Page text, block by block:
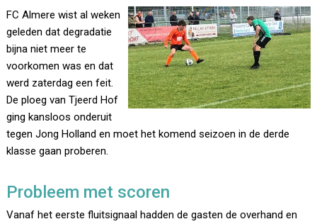
FC Almere wist al weken
geleden dat degradatie
bijna niet meer te
voorkomen was en dat
werd zaterdag een feit.
De ploeg van Tjeerd Hof
ging kansloos onderuit
tegen Jong Holland en moet het komend seizoen in de derde
klasse gaan proberen.
Probleem met scoren
Vanaf het eerste fluitsignaal hadden de gasten de overhand en